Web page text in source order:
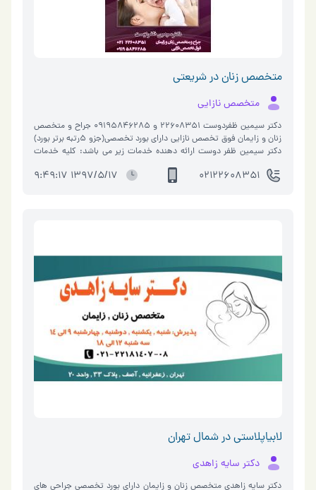
متخصص زنان در شریعتی
متخصص نازایی
دکتر سيمين ظفردوست 22608351 و 09195846285 جراح و متخصص
زنان و زايمان فوق تخصص نازايي داراى بورد تخصصى(جزو ٥رتبه برتر بورد)
دکتر سیمین ظفر دوست ارائه دهنده خدمات زیر می باشد: کلیه خدمات
02122608351
1397/5/17 9:49:17
لابیاپلاستی در شمال تهران
دکتر سایه زاهدی
دکتر سایه زاهدی متخصص زنان و زایمان دارای بورد تخصصی جراحی های